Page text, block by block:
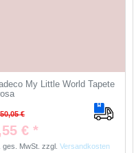
My Little World Tapete
€
€ *
ges. MwSt. zzgl.Versandkosten